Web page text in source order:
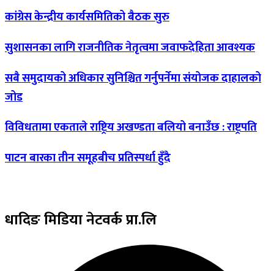
कांग्रेसकेन्द्रीय कार्यसमितिको बैठक सुरु
सुशासनकालागि राजनीतिक नेतृत्वमा जवाफदेहिता आवश्यक
सबैसमुदायको अधिकार सुनिश्चित गर्नुपर्नेमा संयोजक दाहालको
जोड
विविधतामाएकताले राष्ट्रिय अखण्डता बलियो बनाउँछ : राष्ट्रपति
पाटनबारका तीन समूहबीच प्रतिस्पर्धा हुँदै
धादिङमिडिया नेटवर्क प्रा.लि